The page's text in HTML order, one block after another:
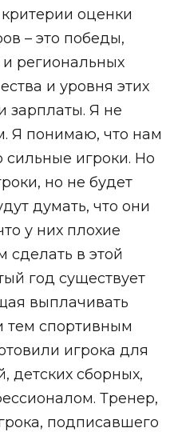
оценки
– это победы,
региональных
и уровня этих
зарплаты. Я не
Я понимаю, что нам
игроки. Но
но не будет
думать, что они
у них плохие
в этой
год существует
выплачивать
тем спортивным
игрока для
детских сборных,
Тренер,
подписавшего